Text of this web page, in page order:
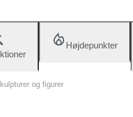
Højdepunkter
og figurer